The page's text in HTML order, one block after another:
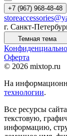
+7 (967) 968-48-48
г. Санкт-
Темная тема
Оферта
© 2026 mixtop.ru
На
технологии.
Все ресурсы
текстовую,
информацию,